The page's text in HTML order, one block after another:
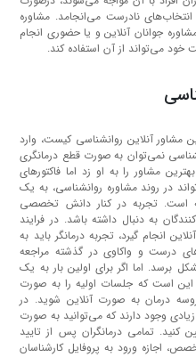
نادرست می‌انجامد. مشاوره
جوانان آنلاین و یا حضوری انجام
می‌تواند از آن استفاده کند.
مشاور آنلاین روانشناسی کیست، وارد
نمی‌توان به صورت قطع درمانگری
مشاور را به او زد اما فاکتورهای
در روند مشاوره روانشناسی، به یک
است. تجربه در کنار دانش تخصصی
به دنبال داشته باشد. در فرایند
انجام گیرد، تجربه درمانگر باید به
درست و واکاوی در گذشته مراجعه
برسد. اما اگر برای اولین بار به یک
این است که جلسات اولیه را به صورت
درمان به صورت آنلاین شوید. در
وجود دارند که می‌توانید به صورت
کنید. تمامی درمانگران پس از تایید
اجازه ورود به پروفایل کارشناسان